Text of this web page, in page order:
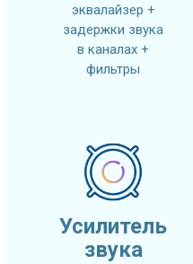
эквалайзер +
задержки звука
в каналах +
фильтры
Усилитель
звука